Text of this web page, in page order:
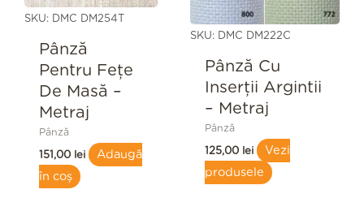
SKU: DMC DM254T
Pânză
Pentru Feţe
De Masă –
Metraj
Pânză
151,00 lei
Adaugă
în coș
SKU: DMC DM222C
Pânză Cu
Inserţii Argintii
– Metraj
Pânză
125,00 lei
Vezi
produsele